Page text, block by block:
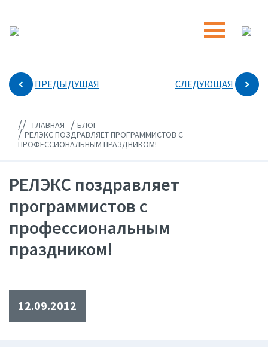
ПРЕДЫДУЩАЯ СЛЕДУЮЩАЯ
// ГЛАВНАЯ / БЛОГ
/РЕЛЭКС ПОЗДРАВЛЯЕТ ПРОГРАММИСТОВ С
ПРОФЕССИОНАЛЬНЫМ ПРАЗДНИКОМ!
РЕЛЭКС поздравляет
программистов с
профессиональным
праздником!
12.09.2012